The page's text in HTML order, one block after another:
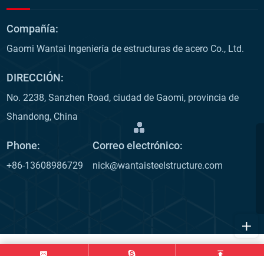
Compañía:
Gaomi Wantai Ingeniería de estructuras de acero Co., Ltd.
DIRECCIÓN:
No. 2238, Sanzhen Road, ciudad de Gaomi, provincia de
Shandong, China
Phone:
+86-13608986729
Correo electrónico:
nick@wantaisteelstructure.com